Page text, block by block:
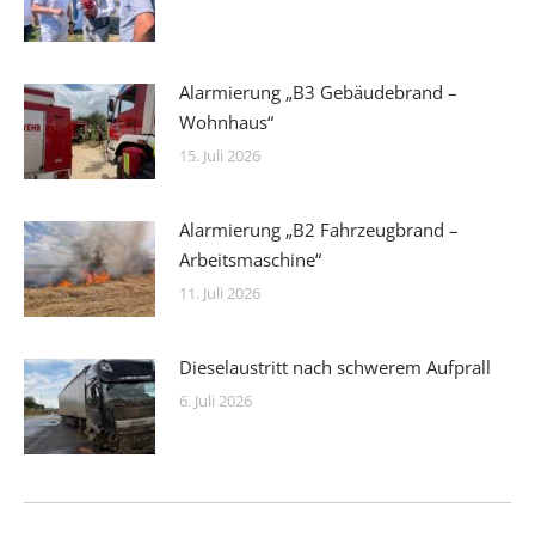
Alarmierung „B3 Gebäudebrand –
Wohnhaus“
15. Juli 2026
Alarmierung „B2 Fahrzeugbrand –
Arbeitsmaschine“
11. Juli 2026
Dieselaustritt nach schwerem Aufprall
6. Juli 2026